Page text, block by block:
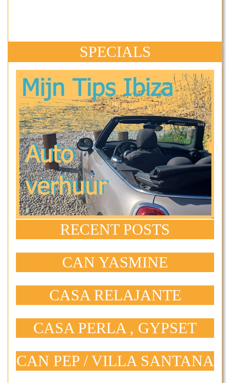
SPECIALS
RECENT POSTS
CAN YASMINE
CASA RELAJANTE
CASA PERLA , GYPSET
CAN PEP / VILLA SANTANA